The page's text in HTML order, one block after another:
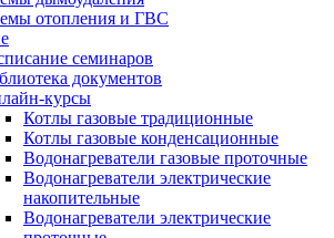
отопления и ГВС
семинаров
документов
курсы
Котлы газовые традиционные
Котлы газовые конденсационные
Водонагреватели газовые проточные
Водонагреватели электрические
накопительные
Водонагреватели электрические